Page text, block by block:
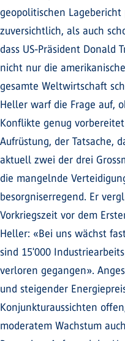
geopolitischen
zuversichtlich, als auch
dass US-Präsident Donald
nicht nur die
gesamte Weltwirtschaft
Heller warf die Frage auf,
Konflikte genug
Aufrüstung, der Tatsache,
aktuell zwei der drei
die mangelnde
besorgniserregend. Er
Vorkriegszeit vor dem
Heller: «Bei uns wächst
sind 15'000
verloren gegangen».
und steigender
Konjunkturaussichten
moderatem Wachstum